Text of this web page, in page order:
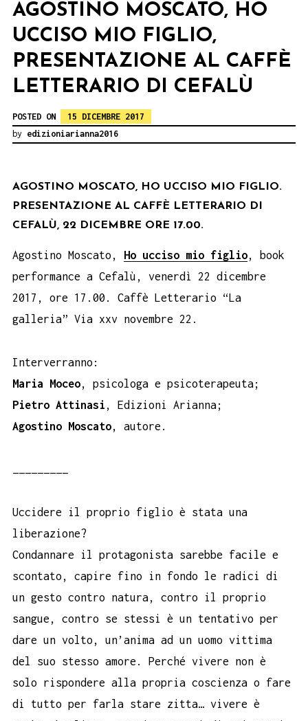
AGOSTINO MOSCATO, HO
UCCISO MIO FIGLIO,
PRESENTAZIONE AL CAFFÈ
LETTERARIO DI CEFALÙ
POSTED ON
15 DICEMBRE 2017
by edizioniarianna2016
AGOSTINO MOSCATO, HO UCCISO MIO FIGLIO.
PRESENTAZIONE AL CAFFÈ LETTERARIO DI
CEFALÙ, 22 DICEMBRE ORE 17.00.
Agostino Moscato, Ho ucciso mio figlio, book
performance a Cefalù, venerdì 22 dicembre
2017, ore 17.00. Caffè Letterario “La
galleria” Via xxv novembre 22.
Interverranno:
Maria Moceo, psicologa e psicoterapeuta;
Pietro Attinasi , Edizioni Arianna;
Agostino Moscato, autore.
Uccidere il proprio figlio è stata una
liberazione?
Condannare il protagonista sarebbe facile e
scontato, capire fino in fondo le radici di
un gesto contro natura, contro il proprio
sangue, contro se stessi è un tentativo per
dare un volto, un’anima ad un uomo vittima
del suo stesso amore. Perché vivere non è
solo rispondere alla propria coscienza o fare
di tutto per farla stare zitta… vivere è